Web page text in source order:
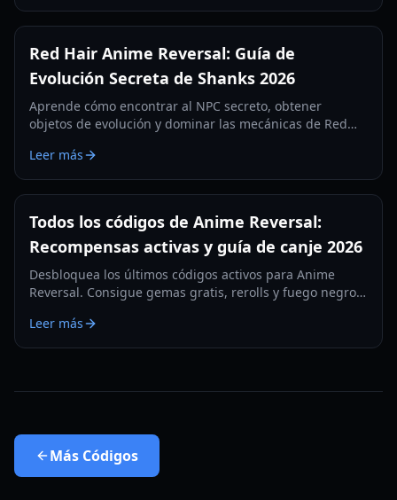
Red Hair Anime Reversal: Guía de
Evolución Secreta de Shanks 2026
Aprende cómo encontrar al NPC secreto, obtener
objetos de evolución y dominar las mecánicas de Red
Shanks. Actualizado para 2026.
Leer más
Todos los códigos de Anime Reversal:
Recompensas activas y guía de canje 2026
Desbloquea los últimos códigos activos para Anime
Reversal. Consigue gemas gratis, rerolls y fuego negro
batalla de torre de defensa.
Leer más
Más Códigos